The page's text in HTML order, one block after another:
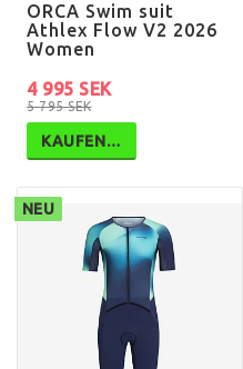
ORCA Swim suit
Athlex Flow V2 2026
Women
5 795 SEK
4 995 SEK
KAUFEN…
NEU